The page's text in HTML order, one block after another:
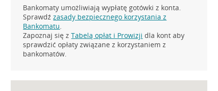
Bankomaty umożliwiają wypłatę gotówki z konta.
Sprawdźzasady bezpiecznego korzystania z
Bankomatu.
Zapoznaj się zTabelą opłat i Prowizji dla kont aby
sprawdzić opłaty związane z korzystaniem z
bankomatów.